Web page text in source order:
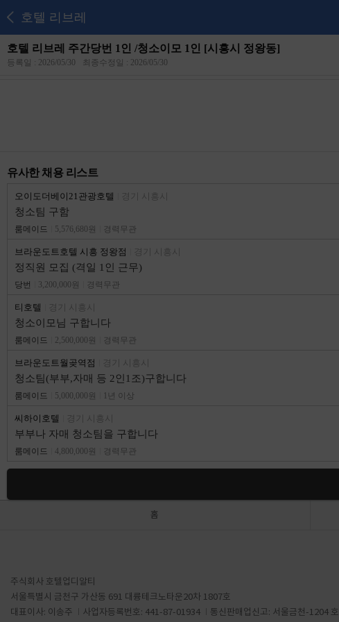
호텔 리브레
호텔 리브레 주간당번 1인 /청소이모 1인 [시흥시 정왕동]
등록일 : 2026/05/30 최종수정일 : 2026/05/30
유사한 채용 리스트
오이도더베이21관광호텔
청소팀 구함
룸메이드 5,576,680원 경력무관
브라운도트호텔 시흥 정왕점
정직원 모집 (격일 1인 근무)
당번 3,200,000원 경력무관
티호텔
청소이모님 구합니다
룸메이드 2,500,000원 경력무관
브라운도트월곶역점
청소팀(부부,자매 등 2인1조)구합니다
룸메이드 5,000,000원 1년 이상
씨하이호텔
부부나 자매 청소팀을 구합니다
룸메이드 4,800,000원 경력무관
홈
주식회사 호텔업디알티
서울특별시 금천구 가산동 691 대륭테크노타운20차 1807호
대표이사: 이송주
사업자등록번호: 441-87-01934 통신판매업신고: 서울금천-1204 호